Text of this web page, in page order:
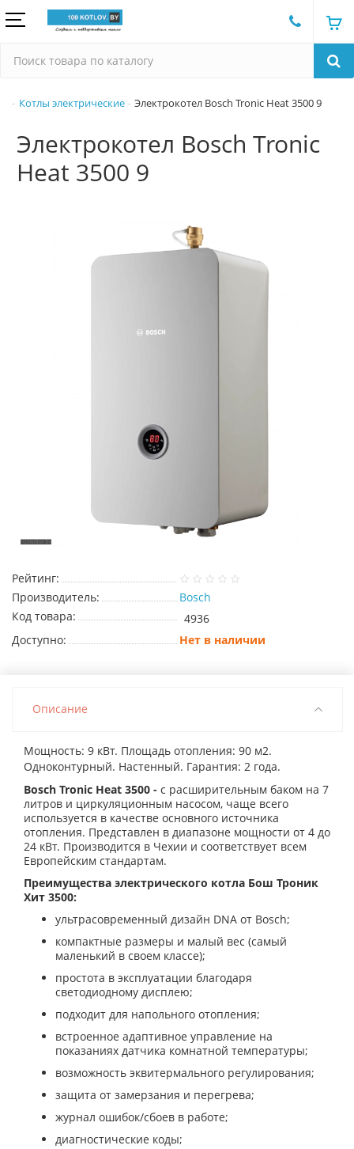
Котлы электрические Электрокотел Bosch Tronic Heat 3500 9
Электрокотел Bosch Tronic
Heat 3500 9
Рейтинг:
Производитель:
Bosch
Код товара:
4936
Доступно:
Нет в наличии
Описание
Мощность: 9 кВт. Площадь отопления: 90 м2.
Одноконтурный. Настенный. Гарантия: 2 года.
Bosch Tronic Heat 3500 - с расширительным баком на 7
литров и циркуляционным насосом, чаще всего
используется в качестве основного источника
отопления. Представлен в диапазоне мощности от 4 до
24 кВт. Производится в Чехии и соответствует всем
Европейским стандартам.
Преимущества электрического котла Бош Троник
Хит 3500:
ультрасовременный дизайн DNA от Bosch;
компактные размеры и малый вес (самый
маленький в своем классе);
простота в эксплуатации благодаря
светодиодному дисплею;
подходит для напольного отопления;
встроенное адаптивное управление на
показаниях датчика комнатной температуры;
возможность эквитермального регулирования;
защита от замерзания и перегрева;
журнал ошибок/сбоев в работе;
диагностические коды;